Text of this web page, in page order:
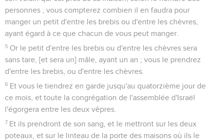
personnes ; vous compterez combien il en faudra pour
manger un petit d'entre les brebis ou d'entre les chèvres,
ayant égard à ce que chacun de vous peut manger.
5 Or le petit d'entre les brebis ou d'entre les chèvres sera
sans tare, [et sera un] mâle, ayant un an ; vous le prendrez
d'entre les brebis, ou d'entre les chèvres.
6 Et vous le tiendrez en garde jusqu'au quatorzième jour de
ce mois, et toute la congrégation de l'assemblée d'Israël
l'égorgera entre les deux vêpres.
7 Et ils prendront de son sang, et le mettront sur les deux
poteaux, et sur le linteau de la porte des maisons où ils le